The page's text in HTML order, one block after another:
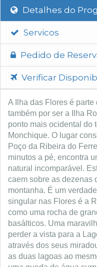
Detalhes do
Servicos
Pedido de
Verificar
A Ilha das Flores é
também por ser a Ilha
ponto mais ocidental do
Monchique. O lugar
Poço da Ribeira do
minutos a pé, encontra
natural incomparável.
caem sobre as dezenas
montanha. É um
singular nas Flores é a
como uma rocha de
basálticos. Uma
perder a vista para a
através dos seus
as duas lagoas ao